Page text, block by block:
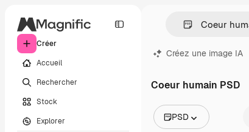
Créer
Accueil
Rechercher
Stock
Explorer
Créez une image IA
Coeur humain PSD
PSD